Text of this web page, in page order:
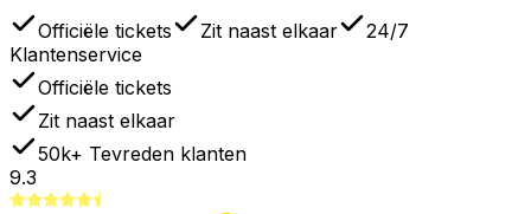
Officiële tickets Zit naast elkaar
24/7
Klantenservice
Officiële tickets
Zit naast elkaar
50k+ Tevreden klanten
9.3